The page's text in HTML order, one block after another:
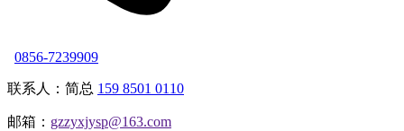
0856-7239909
联系人：简总 159 8501 0110
邮箱： gzzyxjysp@163.com